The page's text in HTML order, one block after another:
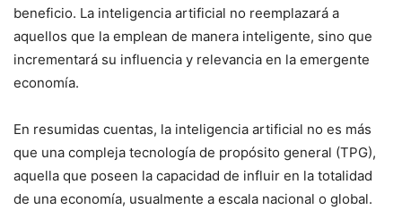
beneficio. La inteligencia artificial no reemplazará a
aquellos que la emplean de manera inteligente, sino que
incrementará su influencia y relevancia en la emergente
economía.
En resumidas cuentas, la inteligencia artificial no es más
que una compleja tecnología de propósito general (TPG),
aquella que poseen la capacidad de influir en la totalidad
de una economía, usualmente a escala nacional o global.